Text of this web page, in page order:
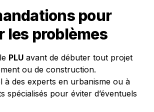
pour
les problèmes
PLU avant de débuter tout projet
ou de construction.
à des experts en urbanisme ou à
spécialisés pour éviter d’éventuels